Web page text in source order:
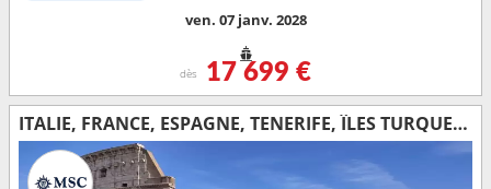
ven. 07 janv. 2028
dès 17 699 €
ITALIE, FRANCE, ESPAGNE, TENERIFE, ÎLES TURQUES-ET-CAÏQUES, BAHAMAS, PANAMA, ÉQUATEUR, PÉROU, CHILI, ROYAUME-UNI, TONGA, NOUVELLE-CALÉDONIE, NOUVELLE-ZÉLANDE, AUSTRALIE, INDONÉSIE, VIETNAM, THAÏLANDE,